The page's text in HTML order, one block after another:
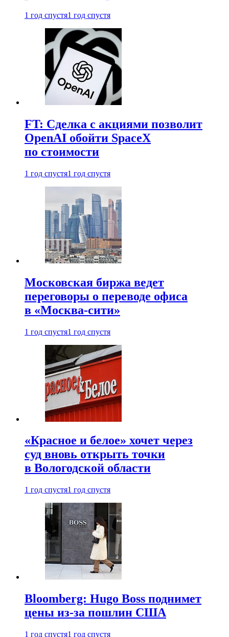
1 год спустя1 год спустя
FT: Сделка с акциями позволит
OpenAI обойти SpaceX
по стоимости
1 год спустя1 год спустя
Московская биржа ведет
переговоры о переводе офиса
в «Москва-сити»
1 год спустя1 год спустя
«Красное и белое» хочет через
суд вновь открыть точки
в Вологодской области
1 год спустя1 год спустя
Bloomberg: Hugo Boss поднимет
цены из-за пошлин США
1 год спустя1 год спустя